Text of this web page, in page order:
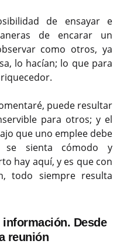
de ensayar e
de encarar un
como otros, ya
lo hacían; lo que para
puede resultar
para otros; y el
que uno emplee debe
sienta cómodo y
hay aquí, y es que con
todo siempre resulta
Desde
reunión